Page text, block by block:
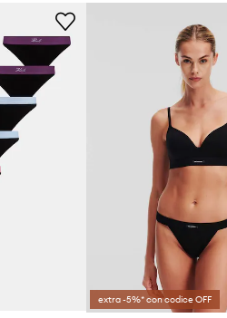
extra -5%* con codice OFF